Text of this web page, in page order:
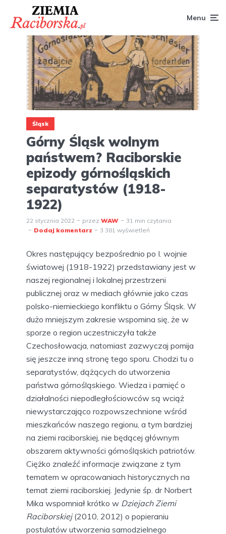
Menu
Śląsk
Górny Śląsk wolnym
państwem? Raciborskie
epizody górnośląskich
separatystów (1918-
1922)
22 stycznia 2022 przez WAW
31 min czytania
Dodaj komentarz
3 381 wyświetleń
Okres następujący bezpośrednio po I. wojnie
światowej (1918-1922) przedstawiany jest w
naszej regionalnej i lokalnej przestrzeni
publicznej oraz w mediach głównie jako czas
polsko-niemieckiego konfliktu o Górny Śląsk. W
dużo mniejszym zakresie wspomina się, że w
sporze o region uczestniczyła także
Czechosłowacja, natomiast zazwyczaj pomija
się jeszcze inną stronę tego sporu. Chodzi tu o
separatystów, dążących do utworzenia
państwa górnośląskiego. Wiedza i pamięć o
działalności niepodległościowców są wciąż
niewystarczająco rozpowszechnione wśród
mieszkańców naszego regionu, a tym bardziej
na ziemi raciborskiej, nie będącej głównym
obszarem aktywności górnośląskich patriotów.
Ciężko znaleźć informacje związane z tym
tematem w opracowaniach historycznych na
temat ziemi raciborskiej. Jedynie śp. dr Norbert
Mika wspomniał krótko w Dziejach Ziemi
Raciborskiej(2010, 2012) o popieraniu
postulatów utworzenia samodzielnego